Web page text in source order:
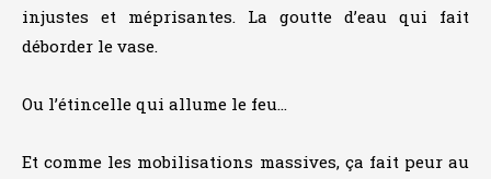
injustes et méprisantes. La goutte d’eau qui fait
déborder le vase.
Ou l’étincelle qui allume le feu…
Et comme les mobilisations massives, ça fait peur au